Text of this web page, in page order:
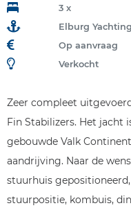
3 x
Elburg Yachting
Op aanvraag
Verkocht
Zeer compleet
Fin Stabilizers. Het jacht
gebouwde Valk
aandrijving. Naar de
stuurhuis
stuurpositie, kombuis,